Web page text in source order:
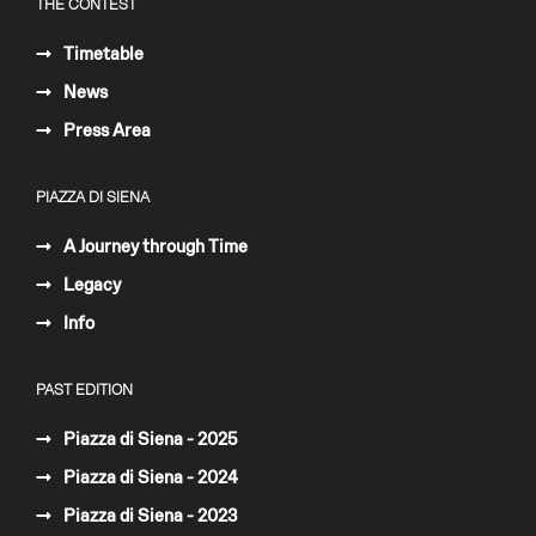
THE CONTEST
Timetable
News
Press Area
PIAZZA DI SIENA
A Journey through Time
Legacy
Info
PAST EDITION
Piazza di Siena - 2025
Piazza di Siena - 2024
Piazza di Siena - 2023